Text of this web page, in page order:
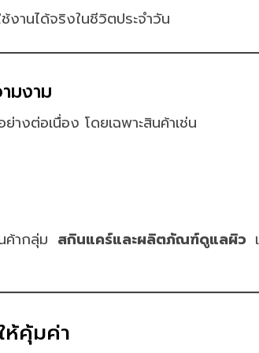
งานได้จริงในชีวิตประจำวัน
มงาม
างต่อเนื่อง โดยเฉพาะสินค้าเช่น
ค้ากลุ่ม สกินแคร์และผลิตภัณฑ์ดูแลผิวเ
ห้คุ้มค่า